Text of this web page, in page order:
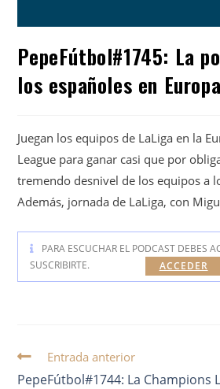
PepeFútbol#1745: La
los españoles en
Juegan los equipos de LaLiga en la
League para ganar casi que por
tremendo desnivel de los equipos a
Además, jornada de LaLiga, con
PARA ESCUCHAR EL PODCAST DEBES
SUSCRIBIRTE.
ACCEDER
Entrada anterior
PepeFútbol#1744: La Champions